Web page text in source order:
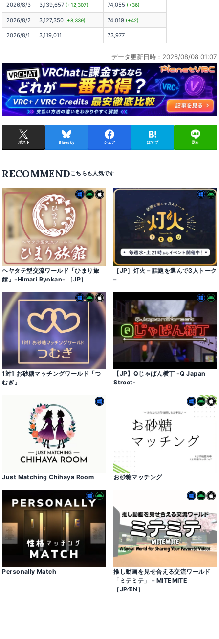
2026/8/3 3,139,657 (+12,307) 74,055 (+36)
2026/8/2 3,127,350 (+8,339) 74,019 (+42)
2026/8/1 3,119,011 73,977
データ更新日時：2026/08/08 01:07
ポスト Bluesky シェア はてブ 送る
RECOMMEND
ヘヤタテ型交流ワールド「ひまり旅
館」-Himari Ryokan- ［JP］
［JP］灯火 – 話題を選んで3人トーク
–
1対1 お砂糖マッチングワールド「つ
むぎ」
【JP】Qじゃぱん横丁 -Q Japan
Street-
Just Matching Chihaya Room お砂糖マッチング
Personally Match
推し動画を見せ合える交流ワールド
「ミテミテ」 – MITEMITE
［JP⁄EN］